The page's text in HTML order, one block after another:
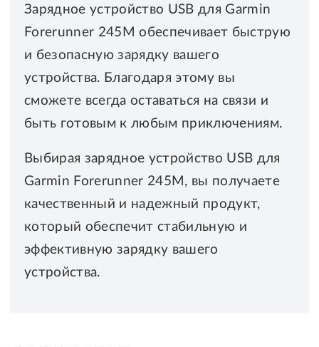
Зарядное устройство USB для Garmin
Forerunner 245M обеспечивает быструю
и безопасную зарядку вашего
устройства. Благодаря этому вы
сможете всегда оставаться на связи и
быть готовым к любым приключениям.
Выбирая зарядное устройство USB для
Garmin Forerunner 245M, вы получаете
качественный и надежный продукт,
который обеспечит стабильную и
эффективную зарядку вашего
устройства.